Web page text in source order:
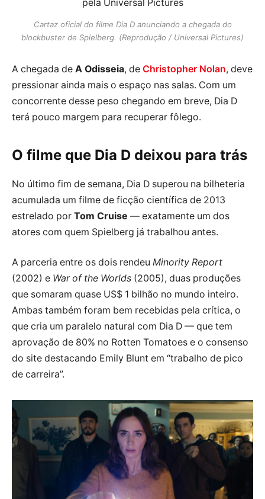
Cartaz oficial do filme Dia D anunciando a chegada do
blockbuster de Spielberg. (Reprodução / Universal Pictures)
A chegada de A Odisseia, de Christopher Nolan, deve
pressionar ainda mais o espaço nas salas. Com um
concorrente desse peso chegando em breve, Dia D
terá pouco margem para recuperar fôlego.
O filme que Dia D deixou para trás
No último fim de semana, Dia D superou na bilheteria
acumulada um filme de ficção científica de 2013
estrelado por Tom Cruise — exatamente um dos
atores com quem Spielberg já trabalhou antes.
A parceria entre os dois rendeu Minority Report
(2002) e War of the Worlds (2005), duas produções
que somaram quase US$ 1 bilhão no mundo inteiro.
Ambas também foram bem recebidas pela crítica, o
que cria um paralelo natural com Dia D — que tem
aprovação de 80% no Rotten Tomatoes e o consenso
do site destacando Emily Blunt em “trabalho de pico
de carreira”.